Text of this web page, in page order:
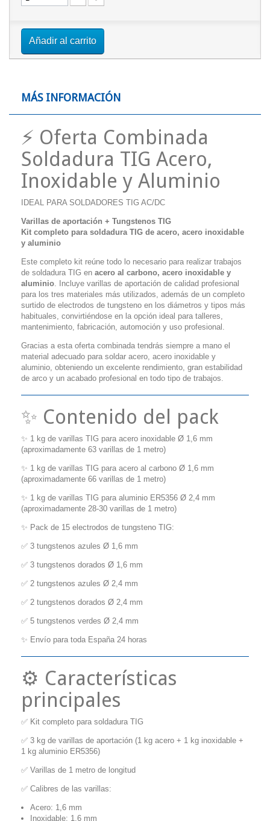
Añadir al carrito
MÁS INFORMACIÓN
⚡ Oferta Combinada
Soldadura TIG Acero,
Inoxidable y Aluminio
IDEAL PARA SOLDADORES TIG AC/DC
Varillas de aportación + Tungstenos TIG
Kit completo para soldadura TIG de acero, acero inoxidable
y aluminio
Este completo kit reúne todo lo necesario para realizar trabajos
de soldadura TIG en acero al carbono, acero inoxidable y
aluminio. Incluye varillas de aportación de calidad profesional
para los tres materiales más utilizados, además de un completo
surtido de electrodos de tungsteno en los diámetros y tipos más
habituales, convirtiéndose en la opción ideal para talleres,
mantenimiento, fabricación, automoción y uso profesional.
Gracias a esta oferta combinada tendrás siempre a mano el
material adecuado para soldar acero, acero inoxidable y
aluminio, obteniendo un excelente rendimiento, gran estabilidad
de arco y un acabado profesional en todo tipo de trabajos.
✨ Contenido del pack
✨ 1 kg de varillas TIG para acero inoxidable Ø 1,6 mm
(aproximadamente 63 varillas de 1 metro)
✨ 1 kg de varillas TIG para acero al carbono Ø 1,6 mm
(aproximadamente 66 varillas de 1 metro)
✨ 1 kg de varillas TIG para aluminio ER5356 Ø 2,4 mm
(aproximadamente 28-30 varillas de 1 metro)
✨ Pack de 15 electrodos de tungsteno TIG:
✅ 3 tungstenos azules Ø 1,6 mm
✅ 3 tungstenos dorados Ø 1,6 mm
✅ 2 tungstenos azules Ø 2,4 mm
✅ 2 tungstenos dorados Ø 2,4 mm
✅ 5 tungstenos verdes Ø 2,4 mm
✨ Envío para toda España 24 horas
⚙️ Características
principales
✅ Kit completo para soldadura TIG
✅ 3 kg de varillas de aportación (1 kg acero + 1 kg inoxidable +
1 kg aluminio ER5356)
✅ Varillas de 1 metro de longitud
✅ Calibres de las varillas:
Acero: 1,6 mm
Inoxidable: 1,6 mm